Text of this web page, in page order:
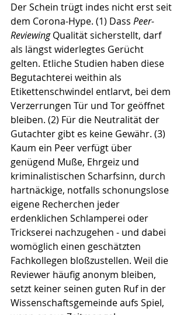
Der Schein trügt indes nicht erst seit
dem Corona-Hype. (1) Dass Peer-
Reviewing Qualität sicherstellt, darf
als längst widerlegtes Gerücht
gelten. Etliche Studien haben diese
Begutachterei weithin als
Etikettenschwindel entlarvt, bei dem
Verzerrungen Tür und Tor geöffnet
bleiben. (2) Für die Neutralität der
Gutachter gibt es keine Gewähr. (3)
Kaum ein Peer verfügt über
genügend Muße, Ehrgeiz und
kriminalistischen Scharfsinn, durch
hartnäckige, notfalls schonungslose
eigene Recherchen jeder
erdenklichen Schlamperei oder
Trickserei nachzugehen - und dabei
womöglich einen geschätzten
Fachkollegen bloßzustellen. Weil die
Reviewer häufig anonym bleiben,
setzt keiner seinen guten Ruf in der
Wissenschaftsgemeinde aufs Spiel,